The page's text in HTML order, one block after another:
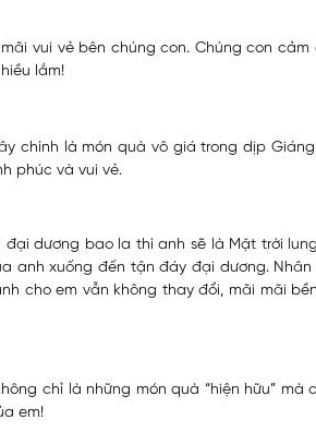
vui vẻ bên chúng con. Chúng con
lắm!
chính là món quà vô giá trong dịp Giáng
phúc và vui vẻ.
dương bao la thì anh sẽ là Mặt trời
anh xuống đến tận đáy đại dương. Nhân
cho em vẫn không thay đổi, mãi mãi
chỉ là những món quà “hiện hữu” mà
em!